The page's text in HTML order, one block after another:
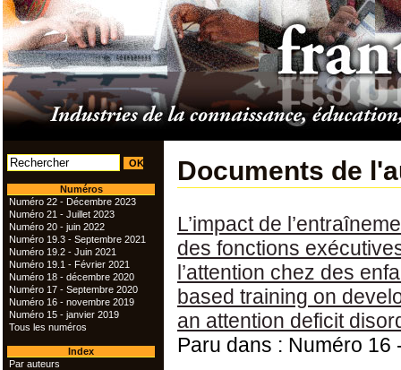
Numéros
Numéro 22 - Décembre 2023
Numéro 21 - Juillet 2023
Numéro 20 - juin 2022
Numéro 19.3 - Septembre 2021
Numéro 19.2 - Juin 2021
Numéro 19.1 - Février 2021
Numéro 18 - décembre 2020
Numéro 17 - Septembre 2020
Numéro 16 - novembre 2019
Numéro 15 - janvier 2019
Tous les numéros
Index
Par auteurs
Documents de
L’impact de
des fonctions
l’attention chez des
based training on
an attention deficit
Paru dans : Numéro 16